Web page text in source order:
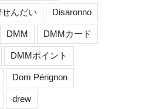
んだい Disaronno
DMM DMMカード
DMMポイント
Dom Pérignon
drew